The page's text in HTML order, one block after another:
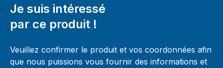
Je suis intéressé
par ce produit !
Veuillez confirmer le produit et vos coordonnées afin
que nous puissions vous fournir des informations et